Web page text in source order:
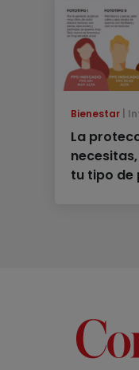
Bienestar
La
tu tipo de